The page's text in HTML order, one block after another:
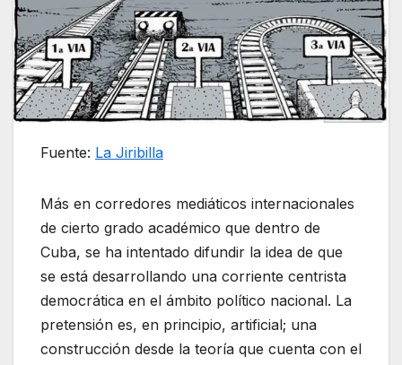
Fuente: La Jiribilla
Más en corredores mediáticos internacionales
de cierto grado académico que dentro de
Cuba, se ha intentado difundir la idea de que
se está desarrollando una corriente centrista
democrática en el ámbito político nacional. La
pretensión es, en principio, artificial; una
construcción desde la teoría que cuenta con el